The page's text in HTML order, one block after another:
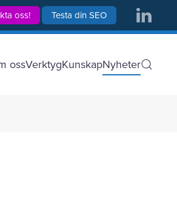
oss! Testa din SEO
ossVerktygKunskapNyheter